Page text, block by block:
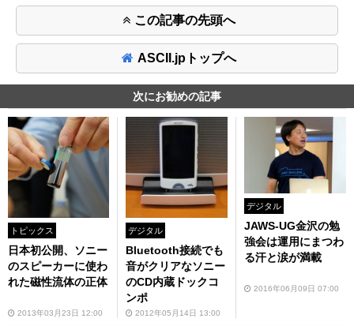
この記事の先頭へ
ASCII.jpトップへ
次にお勧めの記事
トピックス
日本初公開、ソニー
のスピーカーに使わ
れた磁性流体の正体
2013年03月23日 12:00
デジタル
Bluetooth接続でも
音がクリアなソニー
のCD内蔵ドックコ
ンポ
2012年05月14日 13:00
デジタル
JAWS-UG金沢の勉
強会は運用にまつわ
る汗と涙が満載
2016年06月09日 07:00